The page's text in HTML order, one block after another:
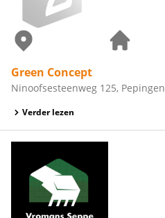
Green Concept
Ninoofsesteenweg 125, Pepingen
Verder lezen